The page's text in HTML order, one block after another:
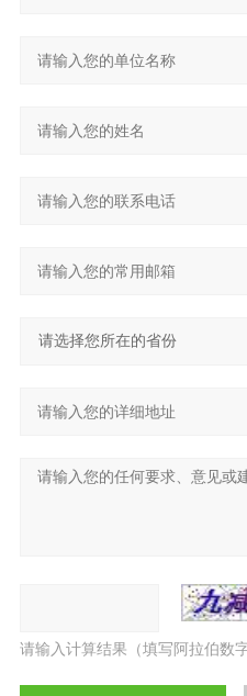
请输入计算结果（填写阿拉伯数